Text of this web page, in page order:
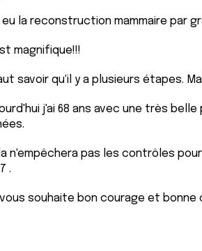
eu la reconstruction mammaire par
magnifique!!!
savoir qu'il y a plusieurs étapes.
j'ai 68 ans avec une très
n'empêchera pas les contrôles
.
souhaite bon courage et bonne